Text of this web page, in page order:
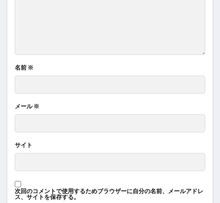
名前 ※
メール※
サイト
次回のコメントで使用するためブラウザーに自分の名前、メールアドレ
ス、サイトを保存する。